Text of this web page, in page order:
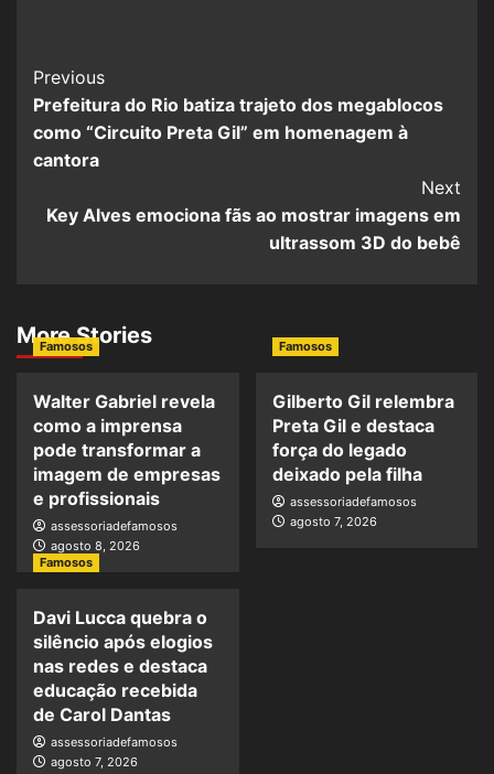
Previous
Prefeitura do Rio batiza trajeto dos megablocos
como “Circuito Preta Gil” em homenagem à
cantora
Next
Key Alves emociona fãs ao mostrar imagens em
ultrassom 3D do bebê
More Stories
Famosos
Walter Gabriel revela
como a imprensa
pode transformar a
imagem de empresas
e profissionais
assessoriadefamosos
agosto 8, 2026
Famosos
Gilberto Gil relembra
Preta Gil e destaca
força do legado
deixado pela filha
assessoriadefamosos
agosto 7, 2026
Famosos
Davi Lucca quebra o
silêncio após elogios
nas redes e destaca
educação recebida
de Carol Dantas
assessoriadefamosos
agosto 7, 2026